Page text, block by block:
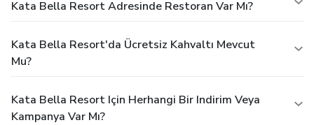
Kata Bella Resort Adresinde Restoran Var Mı?
Kata Bella Resort'da Ücretsiz Kahvaltı Mevcut
Mu?
Kata Bella Resort Için Herhangi Bir Indirim Veya
Kampanya Var Mı?